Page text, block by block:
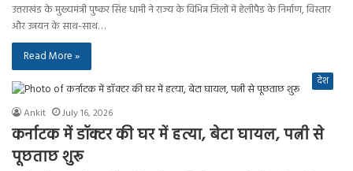
उत्तराखंड के मुख्यमंत्री पुष्कर सिंह धामी ने राज्य के विभिन्न जिलों में हेलीपैड के निर्माण, विस्तार
और उन्नयन के साथ-साथ…
Read More »
देश
Ankit July 16, 2026
कर्नाटक में डॉक्टर की घर में हत्या, बेटा घायल, पत्नी से
पूछताछ शुरू